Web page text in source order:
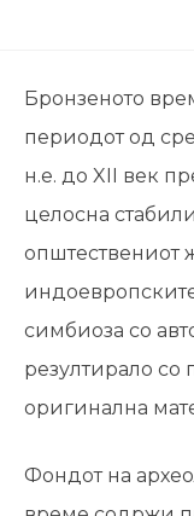
Бронзеното
периодот од
н.е. до XII век
целосна
општествениот
симбиоза со
резултирало со
оригинална
Фондот на